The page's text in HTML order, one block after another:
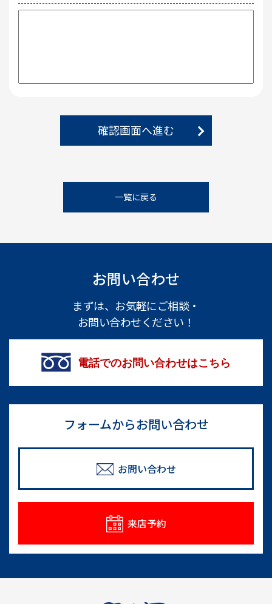
確認画面へ進む
一覧に戻る
お問い合わせ
まずは、お気軽にご相談・
お問い合わせください！
電話でのお問い合わせはこちら
フォームからお問い合わせ
お問い合わせ
来店予約